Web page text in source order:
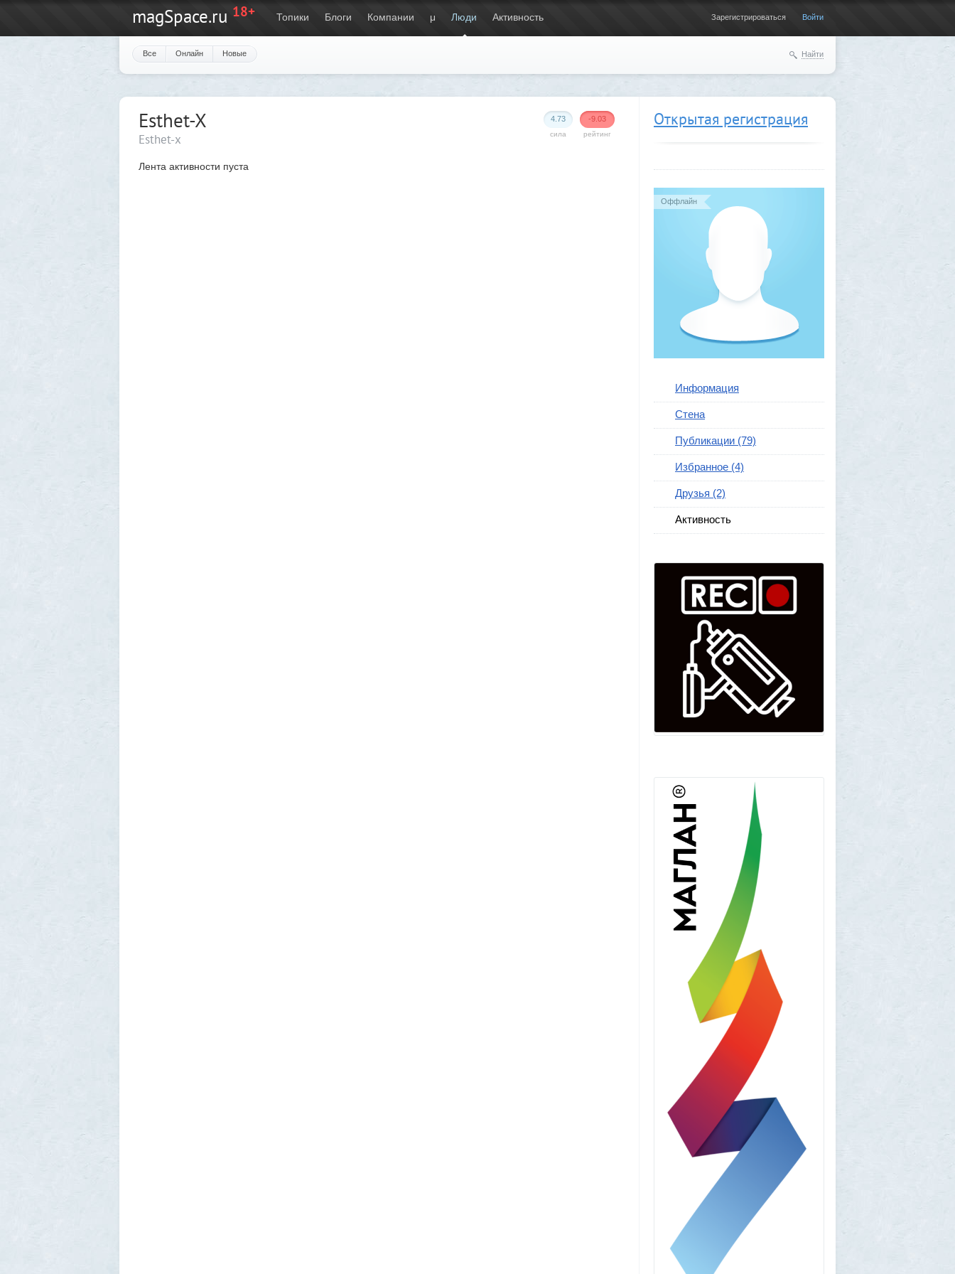
magSpace.ru 18+ Топики Блоги Компании μ Люди Активность Зарегистрироваться Войти
Все Онлайн Новые Найти
Открытая регистрация
Оффлайн
Информация
Стена
Публикации (79)
Избранное (4)
Друзья (2)
Активность
-9.03
рейтинг
4.73
сила
Esthet-X
Esthet-x
Лента активности пуста